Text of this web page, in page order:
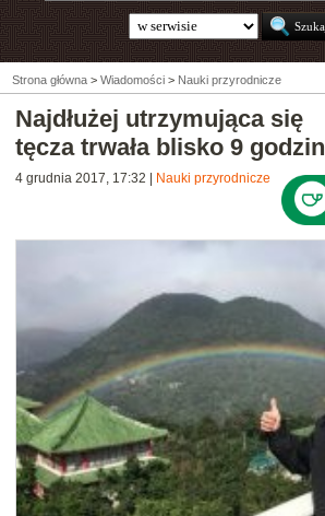
Strona główna > Wiadomości > Nauki przyrodnicze
Najdłużej utrzymująca się
tęcza trwała blisko 9 godzin
4 grudnia 2017, 17:32 Nauki przyrodnicze